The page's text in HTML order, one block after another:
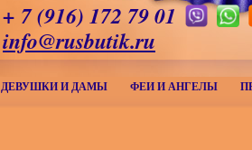
+ 7 (916) 172 79 01
info@rusbutik.ru
ДЕВУШКИ И ДАМЫ ФЕИ И АНГЕЛЫ